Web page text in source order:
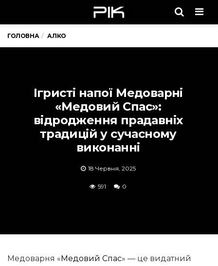
ГОЛОВНА АЛКО
Ігристі напої Медоварні
«Медовий Спас»:
відродження прадавніх
традицій у сучасному
виконанні
18 Червня, 2025
591 0
Медоварня «Медовий Спас» — це видатний